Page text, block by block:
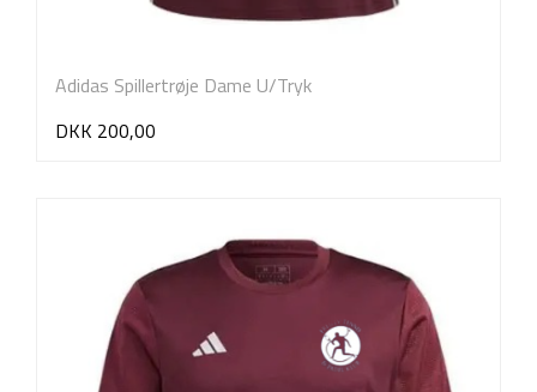
Adidas Spillertrøje Dame U/Tryk
DKK 200,00